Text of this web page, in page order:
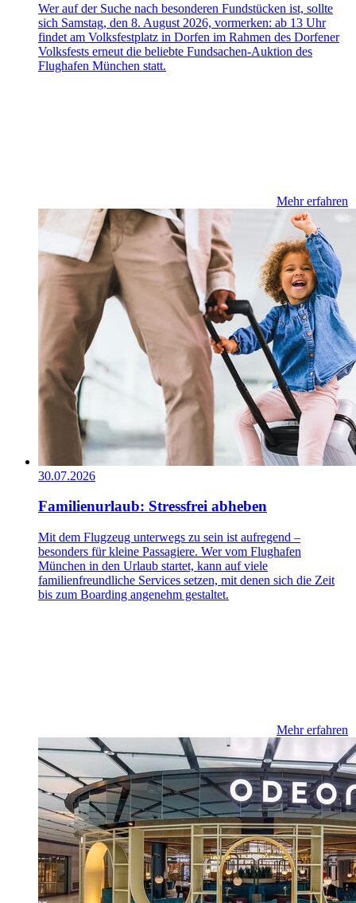
Wer auf der Suche nach besonderen Fundstücken ist, sollte
sich Samstag, den 8. August 2026, vormerken: ab 13 Uhr
findet am Volksfestplatz in Dorfen im Rahmen des Dorfener
Volksfests erneut die beliebte Fundsachen-Auktion des
Flughafen München statt.
Mehr erfahren
30.07.2026
Familienurlaub: Stressfrei abheben
Mit dem Flugzeug unterwegs zu sein ist aufregend –
besonders für kleine Passagiere. Wer vom Flughafen
München in den Urlaub startet, kann auf viele
familienfreundliche Services setzen, mit denen sich die Zeit
bis zum Boarding angenehm gestaltet.
Mehr erfahren